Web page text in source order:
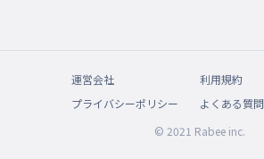
運営会社
利用規約
プライバシーポリシー
よくある質問
© 2021 Rabee inc.